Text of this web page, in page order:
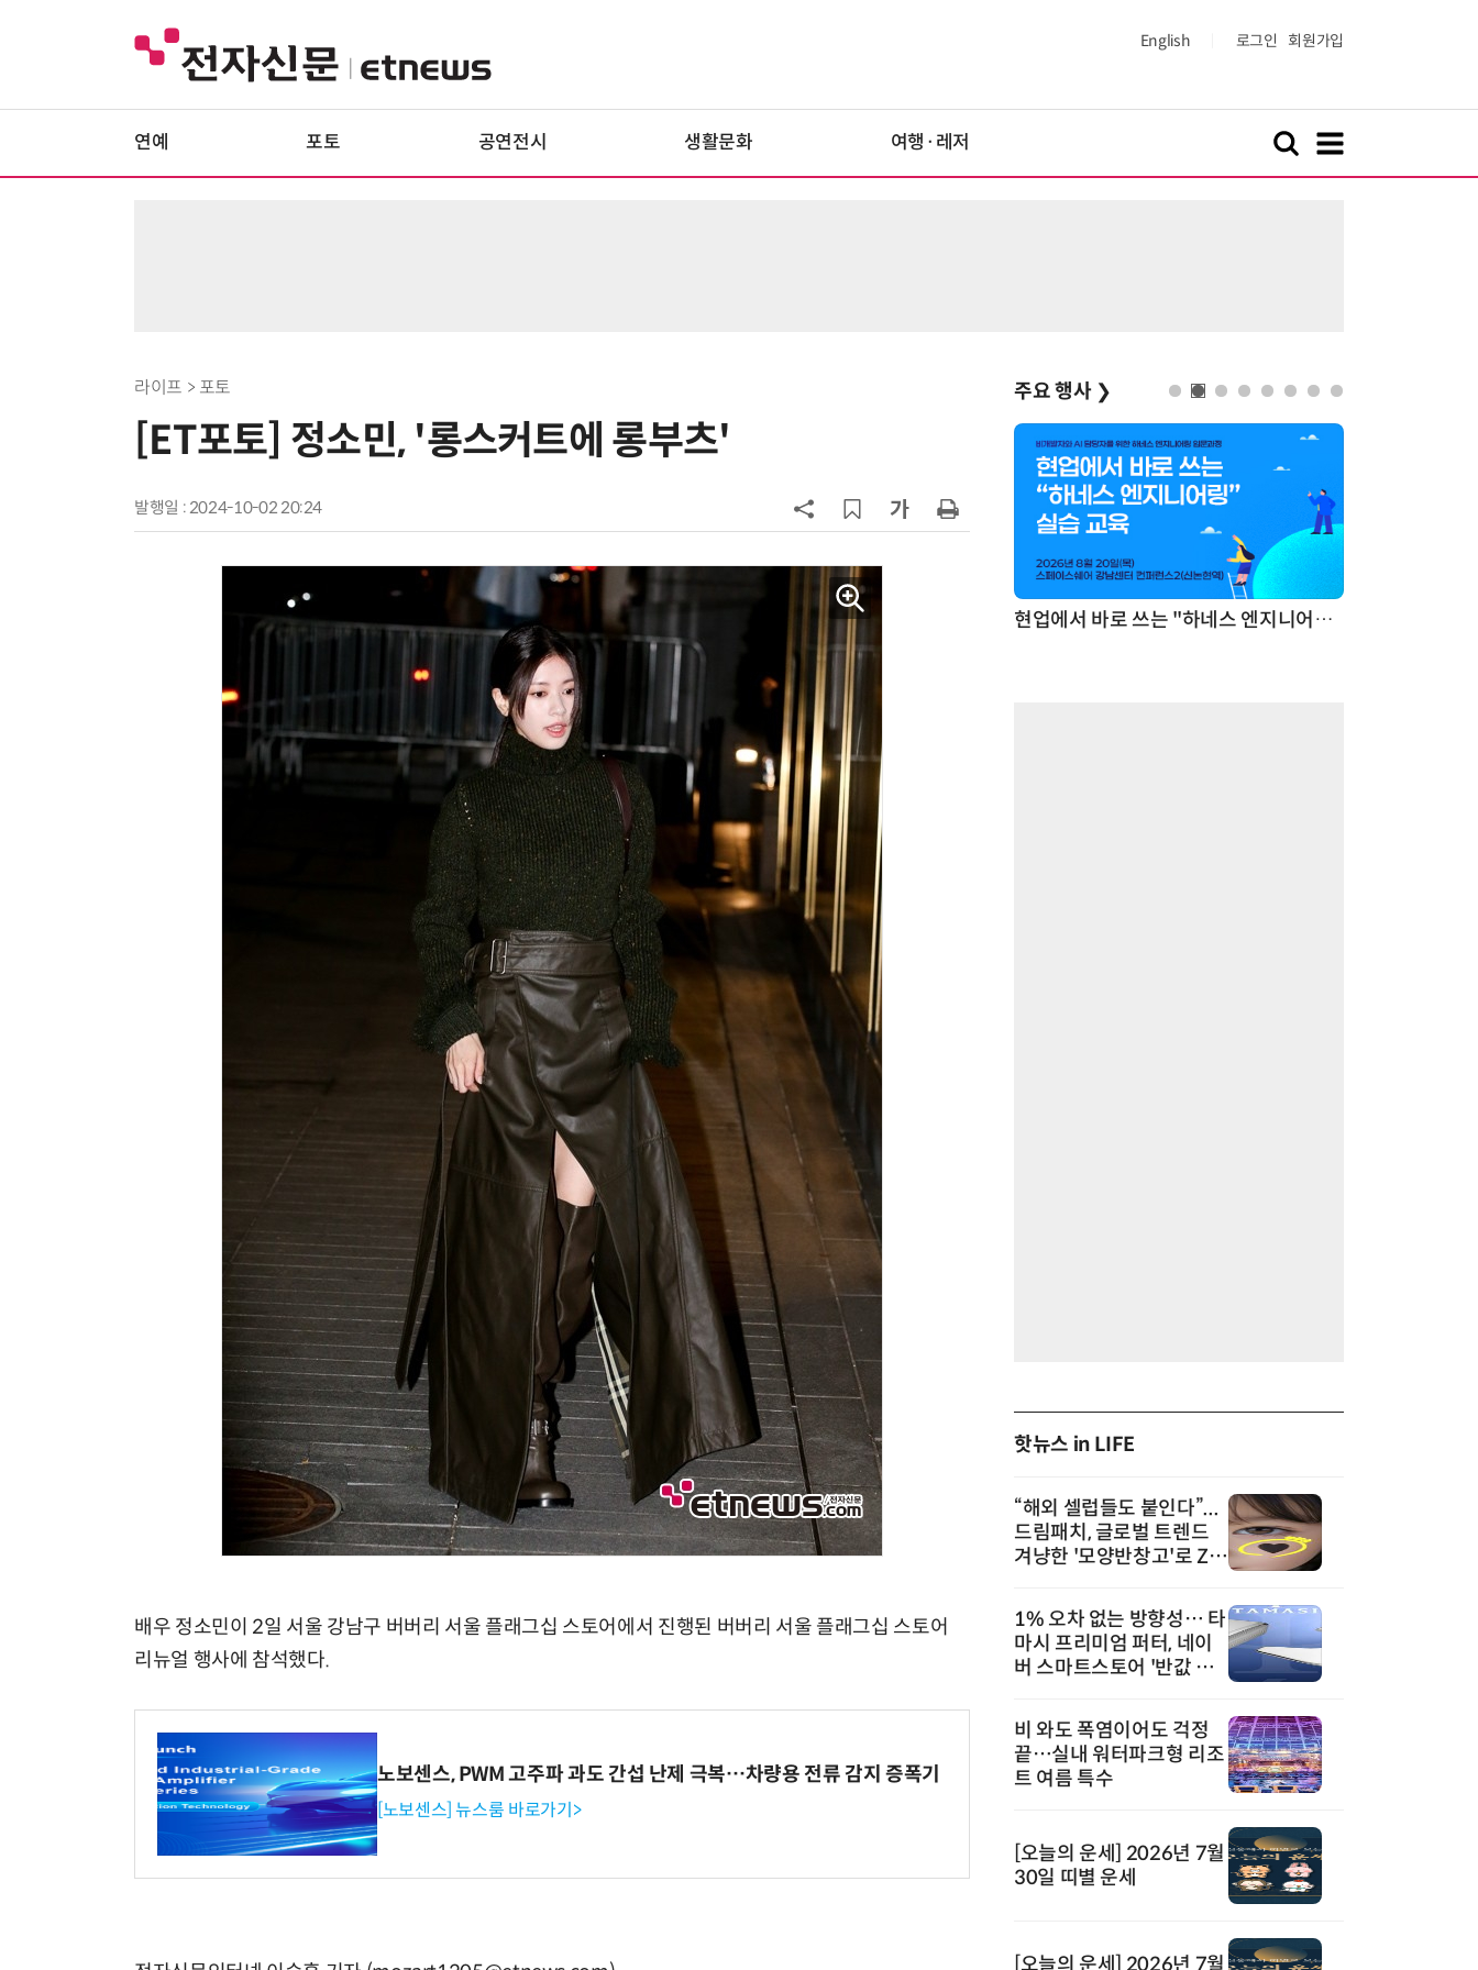
English 로그인 회원가입
연예 포토 공연전시 생활문화 여행·레저
라이프 > 포토
[ET포토] 정소민, '롱스커트에 롱부츠'
발행일 : 2024-10-02 20:24
배우 정소민이 2일 서울 강남구 버버리 서울 플래그십 스토어에서 진행된 버버리 서울 플래그십 스토어
리뉴얼 행사에 참석했다.
노보센스, PWM 고주파 과도 간섭 난제 극복…차량용 전류 감지 증폭기
[노보센스] 뉴스룸 바로가기>
주요 행사 ❯
양자컴퓨팅 비즈니스·기술 입문 1-Day 워크샵 - 큐비트·양자 알고리듬·Qiskit 실습으로 이해하는 차세대 현업에서 바로 쓰는 "하네스 엔지니어링" 실습 교육
핫뉴스 in LIFE
“해외 셀럽들도 붙인다”...
드림패치, 글로벌 트렌드
겨냥한 '모양반창고'로 Z세
1% 오차 없는 방향성… 타
마시 프리미엄 퍼터, 네이
버 스마트스토어 '반값 할
비 와도 폭염이어도 걱정
끝…실내 워터파크형 리조
트 여름 특수
[오늘의 운세] 2026년 7월
30일 띠별 운세
[오늘의 운세] 2026년 7월